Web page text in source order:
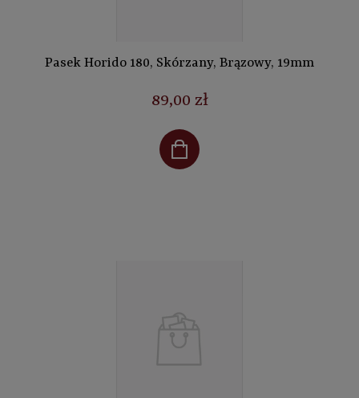
Pasek Horido 180, Skórzany, Brązowy, 19mm
89,00 zł